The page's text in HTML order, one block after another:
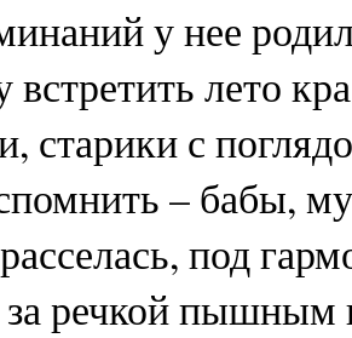
у нее
встретить лето
старики с
– бабы,
под
речкой пышным